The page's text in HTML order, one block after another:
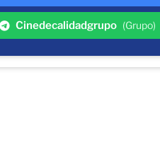
Cinedecalidadgrupo (Grupo)